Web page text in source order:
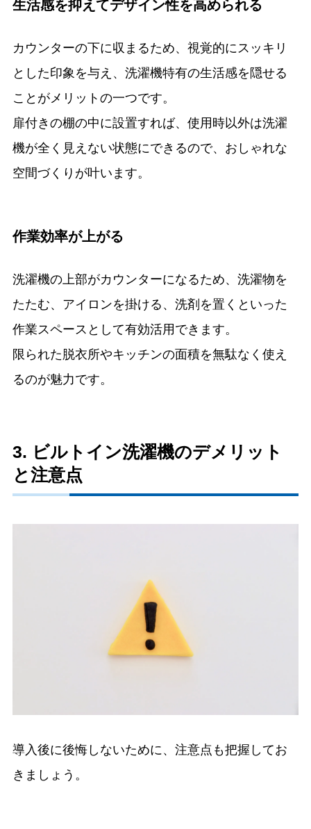
生活感を抑えてデザイン性を高められる
カウンターの下に収まるため、視覚的にスッキリ
とした印象を与え、洗濯機特有の生活感を隠せる
ことがメリットの一つです。
扉付きの棚の中に設置すれば、使用時以外は洗濯
機が全く見えない状態にできるので、おしゃれな
空間づくりが叶います。
作業効率が上がる
洗濯機の上部がカウンターになるため、洗濯物を
たたむ、アイロンを掛ける、洗剤を置くといった
作業スペースとして有効活用できます。
限られた脱衣所やキッチンの面積を無駄なく使え
るのが魅力です。
3. ビルトイン洗濯機のデメリット
と注意点
導入後に後悔しないために、注意点も把握してお
きましょう。